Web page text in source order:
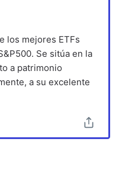
los mejores ETFs
Se sitúa en la
a patrimonio
a su excelente